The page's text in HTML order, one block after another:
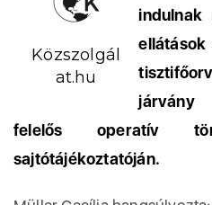
Közszolgál
at.hu
járvány
felelős operatív
sajtótájékoztatóján.